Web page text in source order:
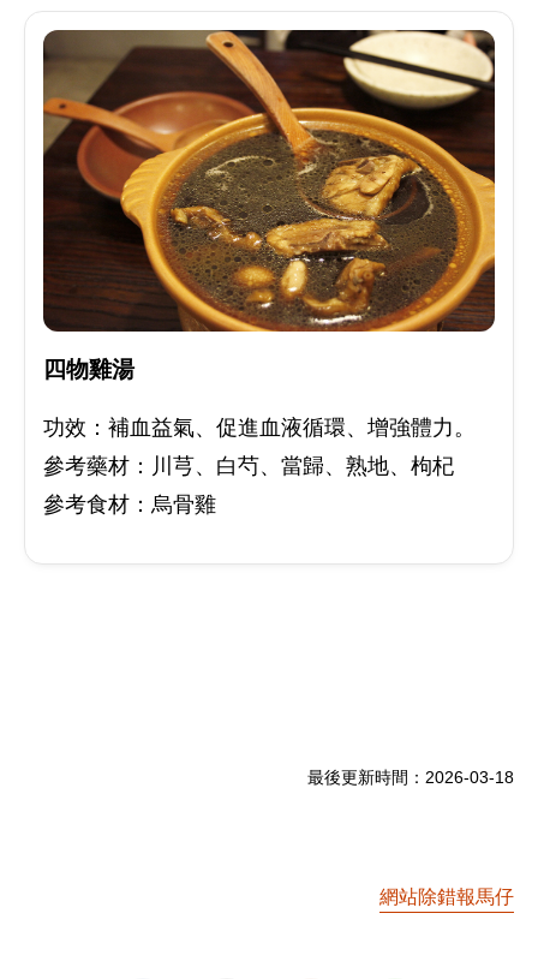
四物雞湯
功效：補血益氣、促進血液循環、增強體力。
參考藥材：川芎、白芍、當歸、熟地、枸杞
參考食材：烏骨雞
最後更新時間： 2026-03-18
網站除錯報馬仔